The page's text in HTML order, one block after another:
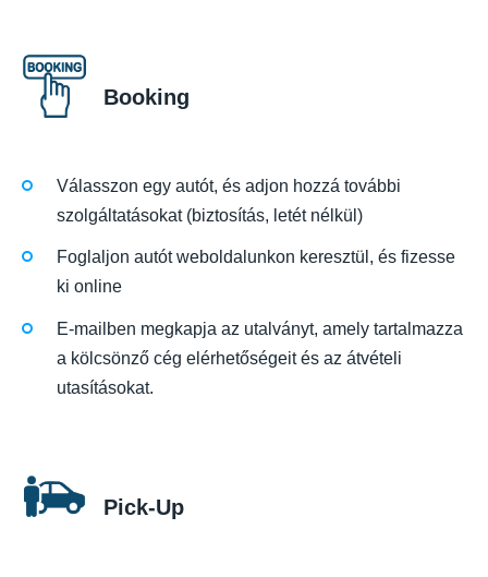
Booking
Válasszon egy autót, és adjon hozzá további
szolgáltatásokat (biztosítás, letét nélkül)
Foglaljon autót weboldalunkon keresztül, és fizesse
ki online
E-mailben megkapja az utalványt, amely tartalmazza
a kölcsönző cég elérhetőségeit és az átvételi
utasításokat.
Pick-Up